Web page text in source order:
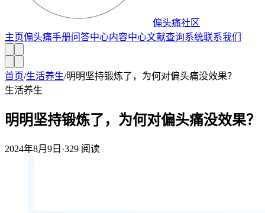
偏头痛社区
主页偏头痛手册问答中心内容中心文献查询系统联系我们
首页/生活养生/明明坚持锻炼了，为何对偏头痛没效果？
生活养生
明明坚持锻炼了，为何对偏头痛没效果？
2024年8月9日 ·329 阅读